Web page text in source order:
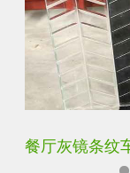
餐厅灰镜条纹